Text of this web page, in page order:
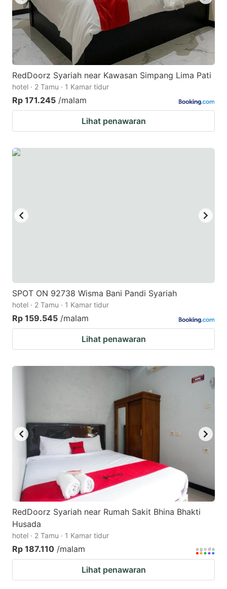
RedDoorz Syariah near Kawasan Simpang Lima Pati
hotel · 2 Tamu · 1 Kamar tidur
Rp 171.245 /malam
Lihat penawaran
SPOT ON 92738 Wisma Bani Pandi Syariah
hotel · 2 Tamu · 1 Kamar tidur
Rp 159.545 /malam
Lihat penawaran
RedDoorz Syariah near Rumah Sakit Bhina Bhakti
Husada
hotel · 2 Tamu · 1 Kamar tidur
Rp 187.110 /malam
Lihat penawaran